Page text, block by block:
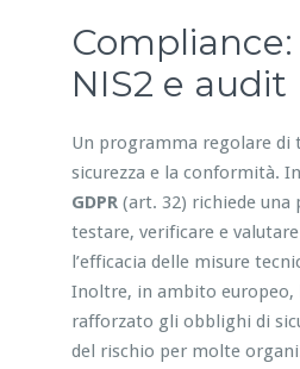
Compliance:
NIS2 e audit
Un programma regolare di
sicurezza e la conformità.
GDPR(art. 32) richiede una
testare, verificare e
l’efficacia delle misure
Inoltre, in ambito europeo,
rafforzato gli obblighi di
del rischio per molte